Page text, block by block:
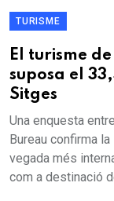
TURISME
El turisme
suposa el
Sitges
Una enquesta
Bureau confirma
vegada més
com a destinació